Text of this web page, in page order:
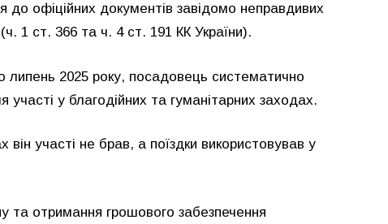
до офіційних документів завідомо неправдивих
1 ст. 366 та ч. 4 ст. 191 КК України).
липень 2025 року, посадовець систематично
у благодійних та гуманітарних заходах.
участі не брав, а поїздки використовував у
та отримання грошового забезпечення